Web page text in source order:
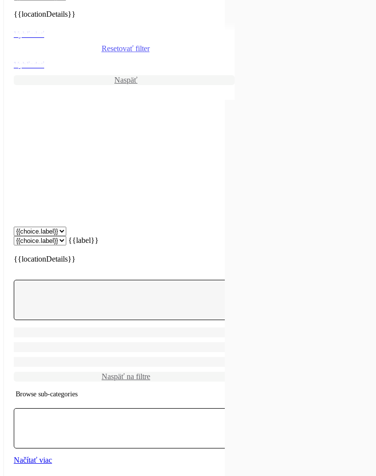
{{locationDetails}}
Vyhľadať
Resetovať filter
Vyhľadať
Naspäť
{{label}}
{{locationDetails}}
Naspäť na filtre
Browse sub-categories
Načítať viac